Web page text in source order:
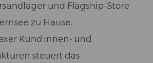
und Flagship-Store
zu Hause.
Kund:innen- und
steuert das